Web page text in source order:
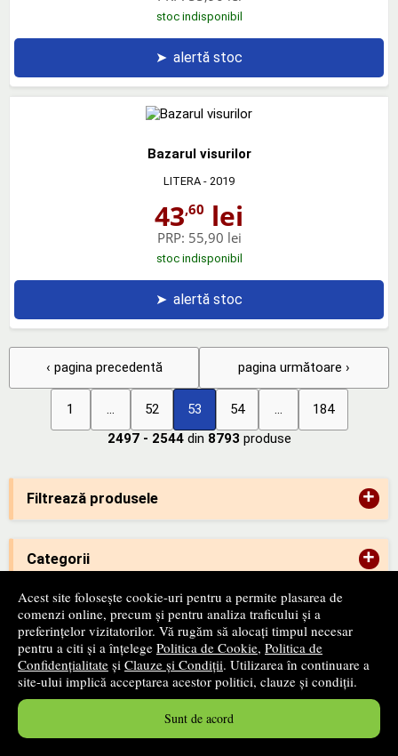
Acest site folosește cookie-uri pentru a permite plasarea de
comenzi online, precum și pentru analiza traficului și a
preferințelor vizitatorilor. Vă rugăm să alocați timpul necesar
pentru a citi și a înțelege Politica de Cookie, Politica de
Confidențialitate și Clauze și Condiții. Utilizarea în continuare a
site-ului implică acceptarea acestor politici, clauze și condiții.
Sunt de acord
Filtrează produsele +
Categorii +
Edituri
ANPC
stoc indisponibil
➤ alertă stoc
Bazarul visurilor
LITERA - 2019
43,60 lei
PRP: 55,90 lei
stoc indisponibil
➤ alertă stoc
‹ pagina precedentă
1 52 53 54 184
pagina următoare ›
2497 - 2544din 8793 produse